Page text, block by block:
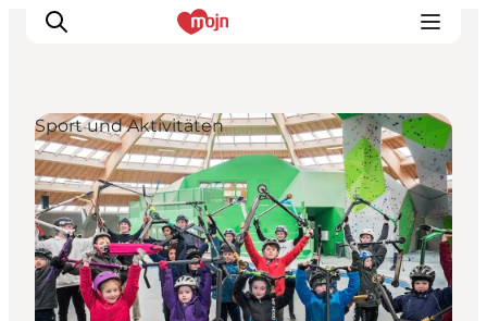
Erlebnisse
Städte und Regionen
Events
Übernachtung
Plane deine Reise
Sport und Aktivitäten